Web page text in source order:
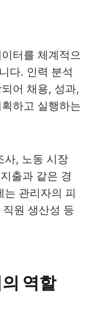
터를 체계적으
다. 인력 분석
어 채용, 성과,
하고 실행하는
사, 노동 시장
출과 같은 경
관리자의 피
원 생산성 등
역할